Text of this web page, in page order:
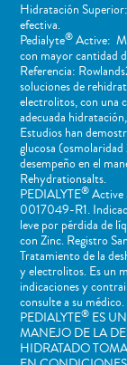
Hidratación
efectiva.
Pedialyte®Active:
con mayor cantidad
Referencia:
soluciones de
electrolitos, con una
adecuada
Estudios han
glucosa
desempeño en el
Rehydrationsalts.
PEDIALYTE®Active
0017049-R1.
leve por pérdida de
con Zinc. Registro
Tratamiento de la
y electrolitos. Es un
indicaciones y
consulte a su
PEDIALYTE®ES
MANEJO DE LA
HIDRATADO